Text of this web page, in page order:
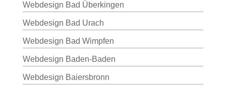
Webdesign Bad Überkingen
Webdesign Bad Urach
Webdesign Bad Wimpfen
Webdesign Baden-Baden
Webdesign Baiersbronn